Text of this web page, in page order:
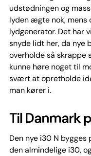
udstødningen og
lyden ægte nok, mens
lydgenerator. Det har
snyde lidt her, da nye
overholde så skrappe
kunne høre noget til
svært at opretholde
man kører i.
Til Danmark
Den nye i30 N
den almindelige i30,